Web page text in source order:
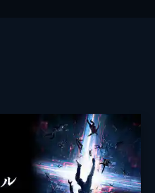
ティボルト・タークス